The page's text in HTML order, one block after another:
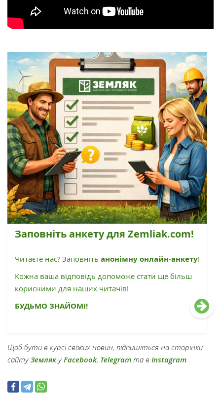
Заповніть анкету для Zemliak.com!
Читаєте нас? Заповніть анонімну онлайн-анкету!
Кожна ваша відповідь допоможе стати ще більш
корисними для наших читачів!
БУДЬМО ЗНАЙОМІ!
Щоб бути в курсі свіжих новин, підпишіться на сторінки
сайтуЗемлякуFacebook, Telegram та в Instagram